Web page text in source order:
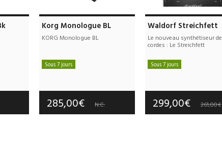
Korg Monologue BL
KORG Monologue BL
Sous 7 jours
Garantie :3 an(s)
285,00€ N.C.
Waldorf Streichfett
Le nouveau synthétiseur de
cordes : Le Streichfett
Sous 7 jours
Garantie :3 an(s)
299,00€ 261,00€